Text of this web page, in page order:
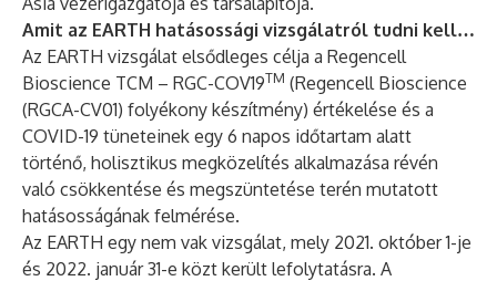
Amit az EARTH hatásossági vizsgálatról tudni kell…
Az EARTH vizsgálat elsődleges célja a Regencell
Bioscience TCM – RGC-COV19TM (Regencell Bioscience
(RGCA-CV01) folyékony készítmény) értékelése és a
COVID-19 tüneteinek egy 6 napos időtartam alatt
történő, holisztikus megközelítés alkalmazása révén
való csökkentése és megszüntetése terén mutatott
hatásosságának felmérése.
Az EARTH egy nem vak vizsgálat, mely 2021. október 1-je
és 2022. január 31-e közt került lefolytatásra. A